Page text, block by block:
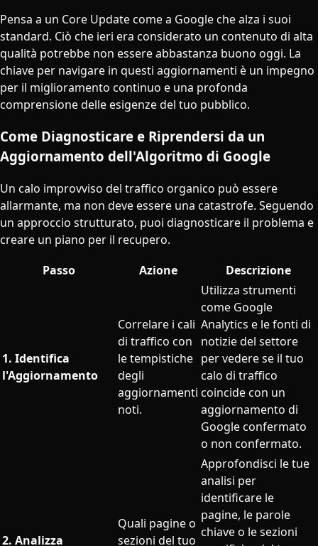
Pensa a un Core Update come a Google che alza i suoi
standard. Ciò che ieri era considerato un contenuto di alta
qualità potrebbe non essere abbastanza buono oggi. La
chiave per navigare in questi aggiornamenti è un impegno
per il miglioramento continuo e una profonda
comprensione delle esigenze del tuo pubblico.
Come Diagnosticare e Riprendersi da un
Aggiornamento dell'Algoritmo di Google
Un calo improvviso del traffico organico può essere
allarmante, ma non deve essere una catastrofe. Seguendo
un approccio strutturato, puoi diagnosticare il problema e
creare un piano per il recupero.
Passo
Azione Descrizione
1. Identifica
l'Aggiornamento
Correlare i cali
di traffico con
le tempistiche
degli
aggiornamenti
noti.
Utilizza strumenti
come Google
Analytics e le fonti di
notizie del settore
per vedere se il tuo
calo di traffico
coincide con un
aggiornamento di
Google confermato
o non confermato.
2. Analizza
Quali pagine o
sezioni del tuo
Approfondisci le tue
analisi per
identificare le
pagine, le parole
chiave o le sezioni